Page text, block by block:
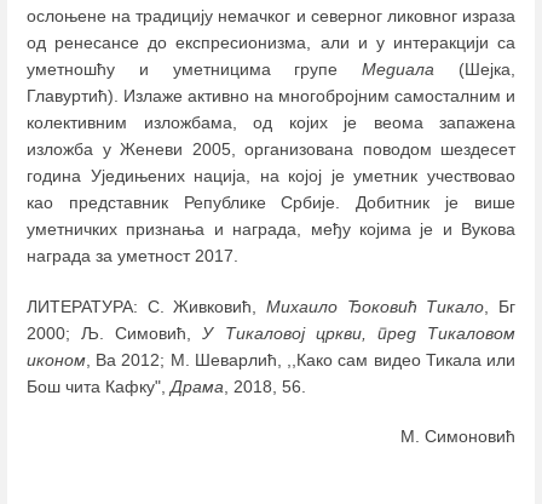
ослоњене на традицију немачког и северног ликовног израза
од ренесансе до експресионизма, али и у интеракцији са
уметношћу и уметницима групеМедиала (Шејка,
Главуртић). Излаже активно на многобројним самосталним и
колективним изложбама, од којих је веома запажена
изложба у Женеви 2005, организована поводом шездесет
година Уједињених нација, на којој је уметник учествовао
као представник Републике Србије. Добитник је више
уметничких признања и награда, међу којима је и Вукова
награда за уметност 2017.
ЛИТЕРАТУРА: С. Живковић, Михаило Ђоковић Тикало , Бг
2000; Љ. Симовић,У Тикаловој цркви, пред Тикаловом
иконом , Ва 2012; М. Шеварлић, ,,Како сам видео Тикала или
Бош чита Кафку", Драма , 2018, 56.
М. Симоновић